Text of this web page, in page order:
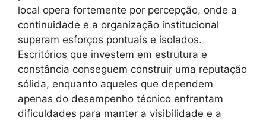
local opera fortemente por percepção, onde a
continuidade e a organização institucional
superam esforços pontuais e isolados.
Escritórios que investem em estrutura e
constância conseguem construir uma reputação
sólida, enquanto aqueles que dependem
apenas do desempenho técnico enfrentam
dificuldades para manter a visibilidade e a